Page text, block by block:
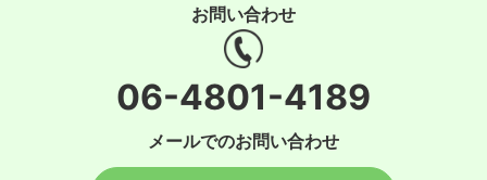
お問い合わせ
06-4801-4189
メールでのお問い合わせ